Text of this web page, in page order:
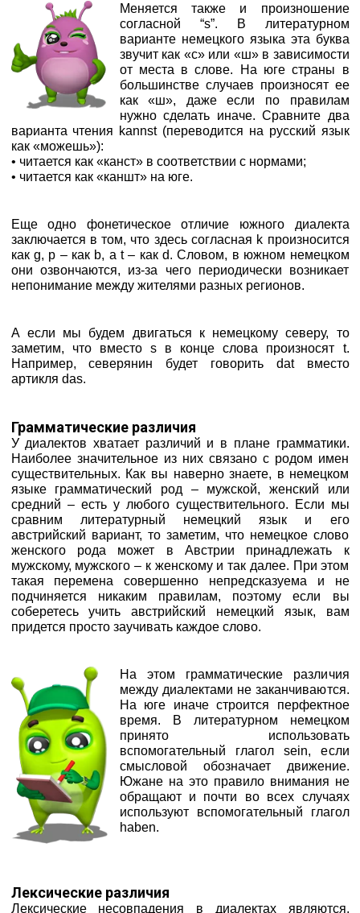
Меняется также и произношение
согласной “s”. В литературном
варианте немецкого языка эта буква
звучит как «с» или «ш» в зависимости
от места в слове. На юге страны в
большинстве случаев произносят ее
как «ш», даже если по правилам
нужно сделать иначе. Сравните два
варианта чтения kannst (переводится на русский язык
как «можешь»):
• читается как «канст» в соответствии с нормами;
• читается как «каншт» на юге.
Еще одно фонетическое отличие южного диалекта
заключается в том, что здесь согласная k произносится
как g, p – как b, а t – как d. Словом, в южном немецком
они озвончаются, из-за чего периодически возникает
непонимание между жителями разных регионов.
А если мы будем двигаться к немецкому северу, то
заметим, что вместо s в конце слова произносят t.
Например, северянин будет говорить dat вместо
артикля das.
Грамматические различия
У диалектов хватает различий и в плане грамматики.
Наиболее значительное из них связано с родом имен
существительных. Как вы наверно знаете, в немецком
языке грамматический род – мужской, женский или
средний – есть у любого существительного. Если мы
сравним литературный немецкий язык и его
австрийский вариант, то заметим, что немецкое слово
женского рода может в Австрии принадлежать к
мужскому, мужского – к женскому и так далее. При этом
такая перемена совершенно непредсказуема и не
подчиняется никаким правилам, поэтому если вы
соберетесь учить австрийский немецкий язык, вам
придется просто заучивать каждое слово.
На этом грамматические различия
между диалектами не заканчиваются.
На юге иначе строится перфектное
время. В литературном немецком
принято использовать
вспомогательный глагол sein, если
смысловой обозначает движение.
Южане на это правило внимания не
обращают и почти во всех случаях
используют вспомогательный глагол
haben.
Лексические различия
Лексические несовпадения в диалектах являются,